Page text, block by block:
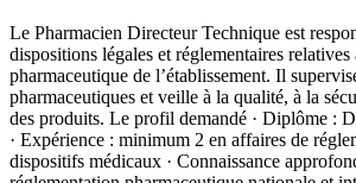
Le Pharmacien Directeur Technique est
dispositions légales et réglementaires
pharmaceutique de l’établissement. Il
pharmaceutiques et veille à la qualité, à la
des produits. Le profil demandé · Diplôme :
· Expérience : minimum 2 en affaires de
dispositifs médicaux · Connaissance